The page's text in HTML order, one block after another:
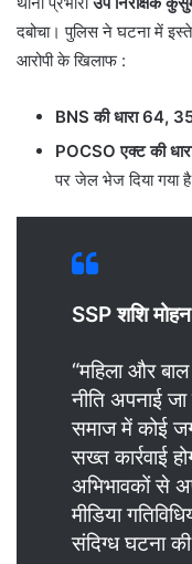
दबोचा। पुलिस ने घटना में
आरोपी के खिलाफ :
BNS की धारा 64,
POCSO एक्ट की
पर जेल भेज दिया गया
SSP शशि
“महिला और
नीति अपनाई
समाज में कोई
सख्त कार्रवाई
अभिभावकों से
मीडिया
संदिग्ध घटना